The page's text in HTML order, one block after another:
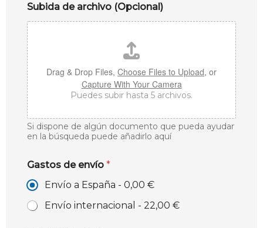
Subida de archivo (Opcional)
Drag & Drop Files, Choose Files to Upload, or
Capture With Your Camera
Puedes subir hasta 5 archivos.
Si dispone de algún documento que pueda ayudar
en la búsqueda puede añadirlo aquí
Gastos de envío *
Envío a España - 0,00 €
Envío internacional - 22,00 €